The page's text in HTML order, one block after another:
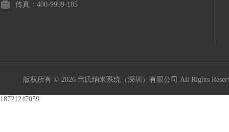
传真：400-9999-185
版权所有 © 2026 韦氏纳米系统（深圳）有限公司 All Rights
18721247059